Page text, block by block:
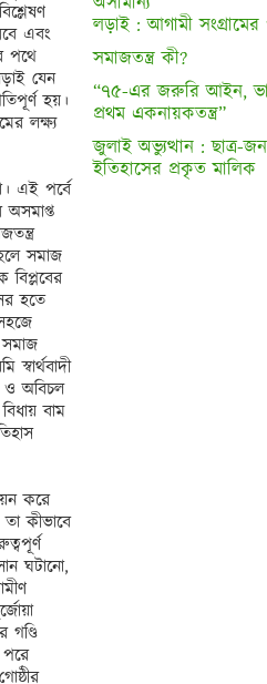
সমাজতন্ত্র কী?
“৭৫-এর জরুরি আইন,
প্রথম একনায়কতন্ত্র”
জুলাই অভ্যুত্থান : ছাত্র-
ইতিহাসের প্রকৃত মালিক